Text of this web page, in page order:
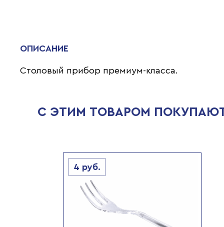
ОПИСАНИЕ
Столовый прибор премиум-класса.
С ЭТИМ ТОВАРОМ
4 руб.